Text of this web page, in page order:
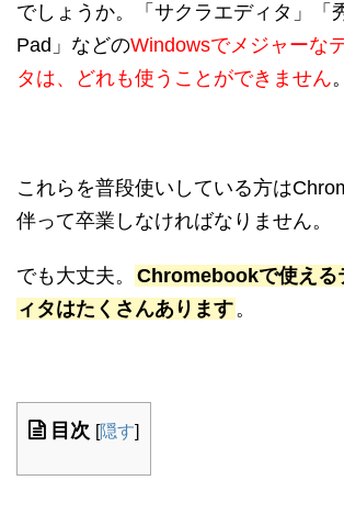
でしょうか。「サクラエディタ」「
Pad」などのWindowsでメジャーな
タは、どれも使うことができません。
これらを普段使いしている方は
伴って卒業しなければなりません。
でも大丈夫。 Chromebookで使える
ィタはたくさんあります。
目次 [隠す]